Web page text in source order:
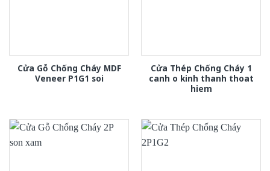
Cửa Gỗ Chống Cháy MDF
Veneer P1G1 soi
Cửa Thép Chống Cháy 1
canh o kinh thanh thoat
hiem